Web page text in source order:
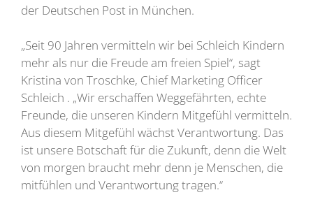
der Deutschen Post in München.
„Seit 90 Jahren vermitteln wir bei Schleich Kindern
mehr als nur die Freude am freien Spiel“, sagt
Kristina von Troschke, Chief Marketing Officer
Schleich . „Wir erschaffen Weggefährten, echte
Freunde, die unseren Kindern Mitgefühl vermitteln.
Aus diesem Mitgefühl wächst Verantwortung. Das
ist unsere Botschaft für die Zukunft, denn die Welt
von morgen braucht mehr denn je Menschen, die
mitfühlen und Verantwortung tragen.“